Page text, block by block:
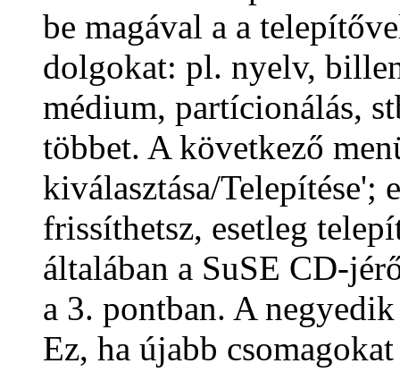
be magával a a
dolgokat: pl. nyelv,
médium, partícionálás,
többet. A következő
kiválasztása/Telepítése';
frissíthetsz, esetleg
általában a SuSE CD-
a 3. pontban. A
Ez, ha újabb